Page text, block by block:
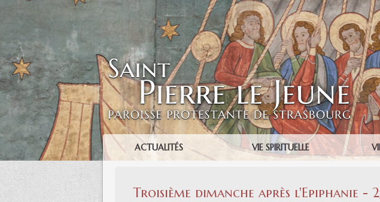
ACTUALITÉS VIE SPIRITUELLE
Troisième dimanche après l'Epiphanie -